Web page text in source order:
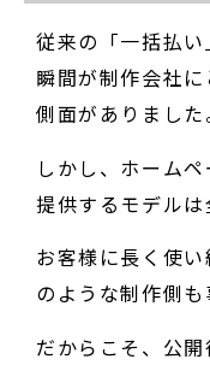
従来の「一括払
瞬間が制作会社
側面がありました
しかし、ホーム
提供するモデルは
お客様に長く使
のような制作側も
だからこそ、公